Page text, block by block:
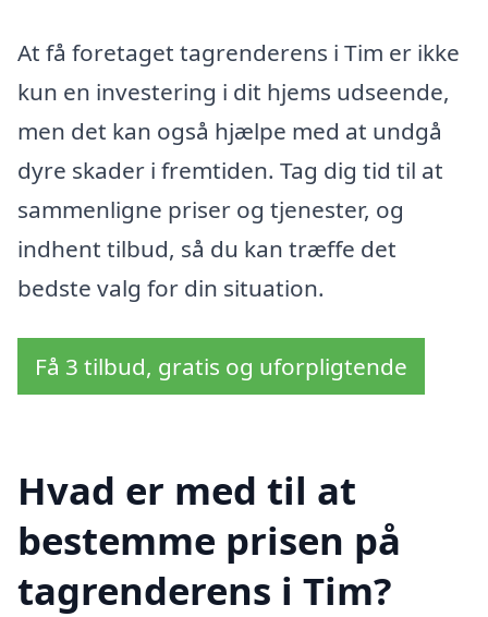
At få foretaget tagrenderens i Tim er ikke
kun en investering i dit hjems udseende,
men det kan også hjælpe med at undgå
dyre skader i fremtiden. Tag dig tid til at
sammenligne priser og tjenester, og
indhent tilbud, så du kan træffe det
bedste valg for din situation.
Få 3 tilbud, gratis og uforpligtende
Hvad er med til at
bestemme prisen på
tagrenderens i Tim?